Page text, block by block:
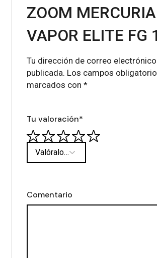
ZOOM
VAPOR ELITE FG
Tu dirección de correo
publicada. Los campos
marcados con*
Tu valoración*
Comentario